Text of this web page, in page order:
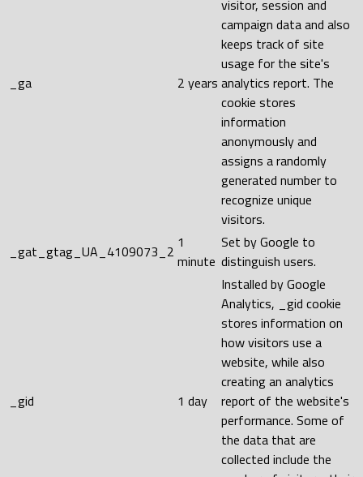
_ga 2 years
visitor, session and
campaign data and also
keeps track of site
usage for the site's
analytics report. The
cookie stores
information
anonymously and
assigns a randomly
generated number to
recognize unique
visitors.
_gat_gtag_UA_4109073_2 1
minute
Set by Google to
distinguish users.
_gid 1 day
Installed by Google
Analytics, _gid cookie
stores information on
how visitors use a
website, while also
creating an analytics
report of the website's
performance. Some of
the data that are
collected include the